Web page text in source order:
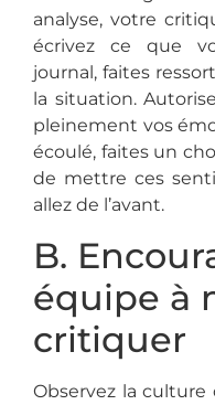
analyse, votre
écrivez ce que
journal, faites
la situation.
pleinement vos
écoulé, faites un
de mettre ces
allez de l’avant.
B.
équipe à
critiquer
Observez la